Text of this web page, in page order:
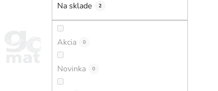
Na sklade 2
Akcia 0
Novinka 0